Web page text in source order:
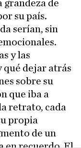
grandeza de
su país.
serían, sin
y las
qué dejar atrás
sobre su
que iba a
retrato, cada
propia
de un